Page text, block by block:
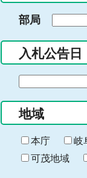
部局
入札公告日
の
始
ま
り
地域
本庁 岐
可茂地域